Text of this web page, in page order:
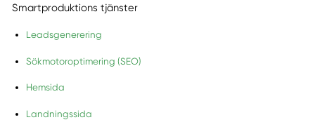
Smartproduktions tjänster
Leadsgenerering
Sökmotoroptimering (SEO)
Hemsida
Landningssida